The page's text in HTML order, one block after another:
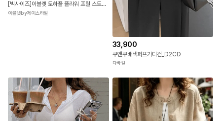
[빅사이즈]이블렛 토하플 플라워 프릴 스트랩 가디건 제이스타일
이블렛by제이스타일
33,900
쿠앤쿠배색퍼프가디건_D2CD
다바걸